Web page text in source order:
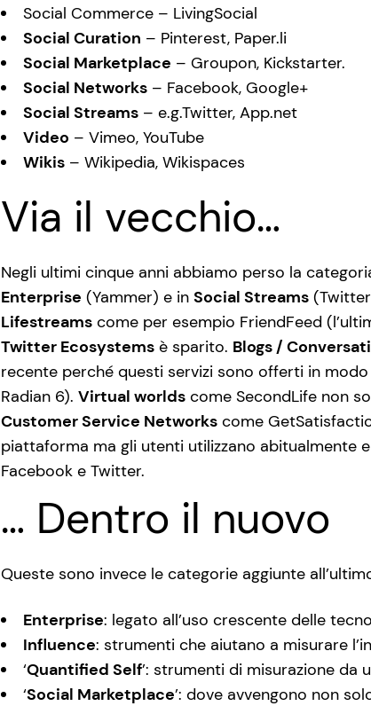
Social Commerce – LivingSocial
Social Curation – Pinterest, Paper.li
Social Marketplace – Groupon, Kickstarter.
Social Networks – Facebook, Google+
Social Streams – e.g.Twitter, App.net
Video – Vimeo, YouTube
Wikis – Wikipedia, Wikispaces
Via il vecchio…
Negli ultimi cinque anni abbiamo perso la
Enterprise (Yammer) e in Social Streams
Lifestreams come per esempio FriendFeed
Twitter Ecosystems è sparito. Blogs /
recente perché questi servizi sono offerti in
Radian 6). Virtual worlds come SecondLife non
Customer Service Networks come
piattaforma ma gli utenti utilizzano abitualmente
Facebook e Twitter.
… Dentro il nuovo
Queste sono invece le categorie aggiunte
Enterprise: legato all’uso crescente delle
Influence: strumenti che aiutano a misurare
‘Quantified Self’: strumenti di misurazione da
‘Social Marketplace’: dove avvengono non